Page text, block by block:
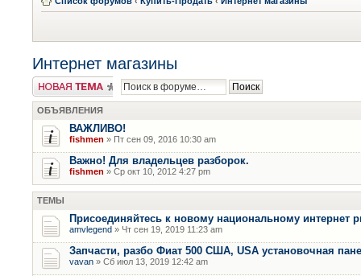
Интернет магазины
Новая тема
ОБЪЯВЛЕНИЯ
ВАЖЛИВО!
fishmen » Пт сен 09, 2016 10:30 am
Важно! Для владельцев разборок.
fishmen » Ср окт 10, 2012 4:27 pm
ТЕМЫ
Присоединяйтесь к новому национальному интернет
amvlegend » Чт сен 19, 2019 11:23 am
Запчасти, разбо Фиат 500 США, USA установочная
vavan » Сб июл 13, 2019 12:42 am